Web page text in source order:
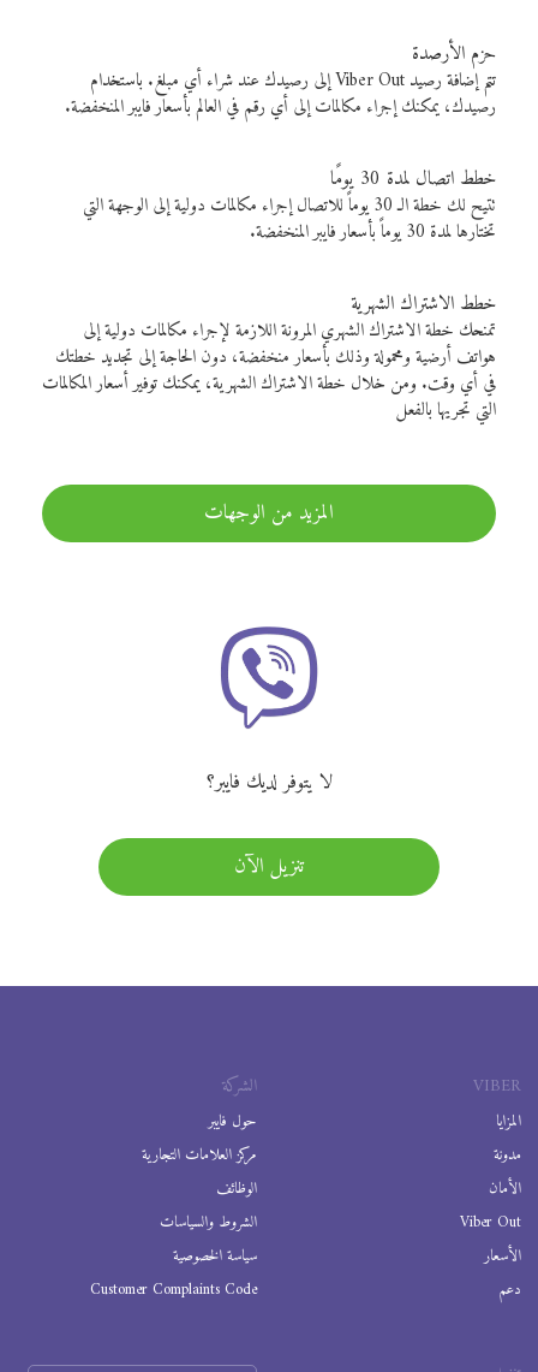
حزم الأرصدة
تتم إضافة رصيد Viber Out إلى رصيدك عند شراء أي مبلغ. باستخدام
رصيدك، يمكنك إجراء مكالمات إلى أي رقم في العالم بأسعار فايبر المنخفضة.
خطط اتصال لمدة 30 يومًا
تتيح لك خطة الـ 30 يوماً للاتصال إجراء مكالمات دولية إلى الوجهة التي
تختارها لمدة 30 يوماً بأسعار فايبر المنخفضة.
خطط الاشتراك الشهرية
تمنحك خطة الاشتراك الشهري المرونة اللازمة لإجراء مكالمات دولية إلى
هواتف أرضية ومحمولة وذلك بأسعار منخفضة، دون الحاجة إلى تجديد خطتك
في أي وقت. ومن خلال خطة الاشتراك الشهرية، يمكنك توفير أسعار المكالمات
التي تجريها بالفعل
المزيد من الوجهات
لا يتوفر لديك فايبر؟
تنزيل الآن
VIBER
المزايا
مدونة
الأمان
Viber Out
الأسعار
دعم
الشركة
حول فايبر
مركز العلامات التجارية
الوظائف
الشروط والسياسات
سياسة الخصوصية
Customer Complaints Code